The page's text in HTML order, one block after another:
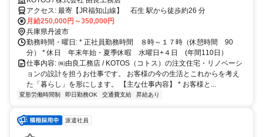
アクセス: 最寄【JR福知山線】 石生 駅から徒歩約26 分
月給250,000円～350,000円
兵庫県丹波市
勤務時間・曜日: * 正社員勤務時間 ８時～１７時（休憩時間 90
分） * 休日 年末年始・夏季休暇 水曜日+４日 (年間110日）
仕事内容: ㈱由良工務店 / KOTOS（コトス）の注文住宅・リノベーシ
ョンの設計を担うお仕事です。 お客様の今の生活とこれからを考え
た「暮らし」を形にします。 【主な仕事内容】 * お客様と...
変形労働時間制 即日勤務OK 交通費支給 昇給あり
派遣社員